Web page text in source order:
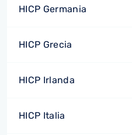
HICP Germania
HICP Grecia
HICP Irlanda
HICP Italia